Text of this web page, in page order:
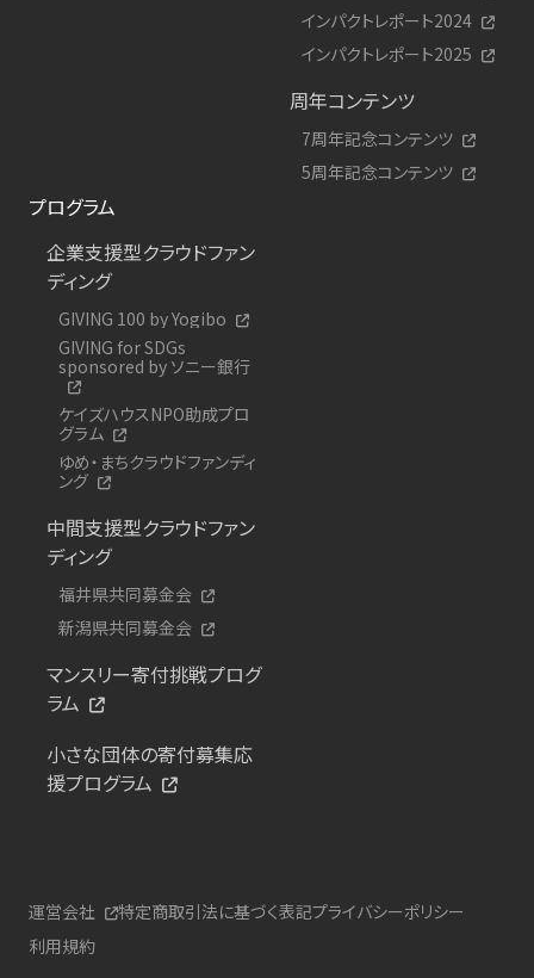
インパクトレポート2024
インパクトレポート2025
周年コンテンツ
7周年記念コンテンツ
5周年記念コンテンツ
プログラム
企業支援型クラウドファン
ディング
GIVING 100 by Yogibo
GIVING for SDGs
sponsored by ソニー銀行
ケイズハウスNPO助成プロ
グラム
ゆめ・まちクラウドファンディ
ング
中間支援型クラウドファン
ディング
福井県共同募金会
新潟県共同募金会
マンスリー寄付挑戦プログ
ラム
小さな団体の寄付募集応
援プログラム
運営会社 特定商取引法に基づく表記プライバシーポリシー
利用規約